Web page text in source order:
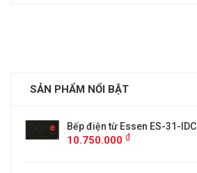
SẢN PHẨM NỔI BẬT
Bếp điện từ Essen ES-31-IDC
10.750.000 ₫